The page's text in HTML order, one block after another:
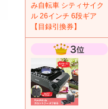
み自転車 シティサイク
ル 26インチ 6段ギア
【目録引換券】